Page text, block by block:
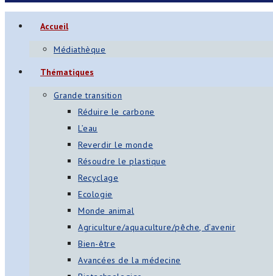
Accueil
Médiathèque
Thématiques
Grande transition
Réduire le carbone
L’eau
Reverdir le monde
Résoudre le plastique
Recyclage
Ecologie
Monde animal
Agriculture/aquaculture/pêche, d’avenir
Bien-être
Avancées de la médecine